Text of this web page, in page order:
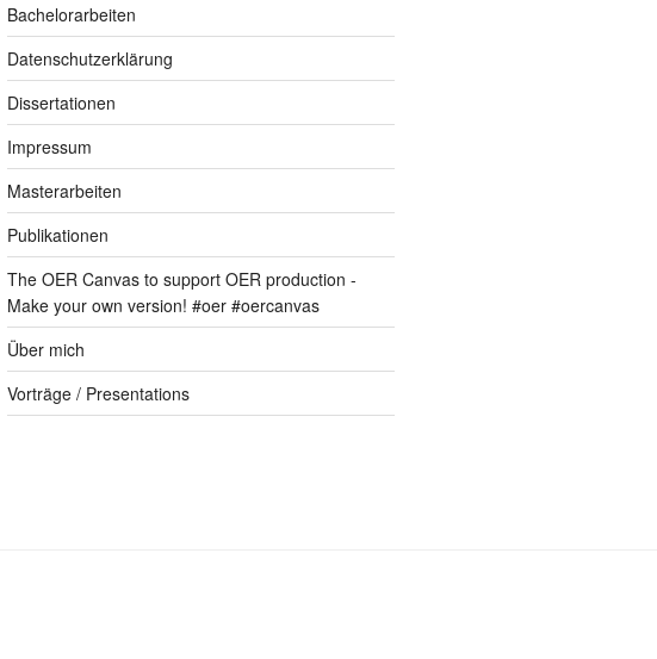
Bachelorarbeiten
Datenschutzerklärung
Dissertationen
Impressum
Masterarbeiten
Publikationen
The OER Canvas to support OER production -
Make your own version! #oer #oercanvas
Über mich
Vorträge / Presentations